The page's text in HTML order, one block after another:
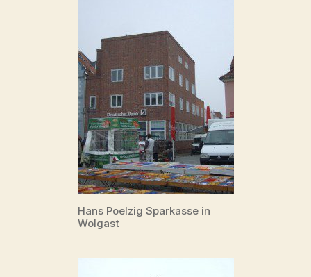
Hans Poelzig Sparkasse in
Wolgast